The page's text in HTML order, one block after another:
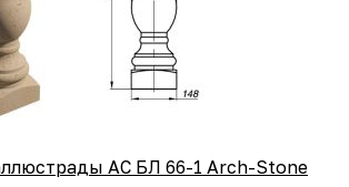
АС БЛ 66-1 Arch-Stone